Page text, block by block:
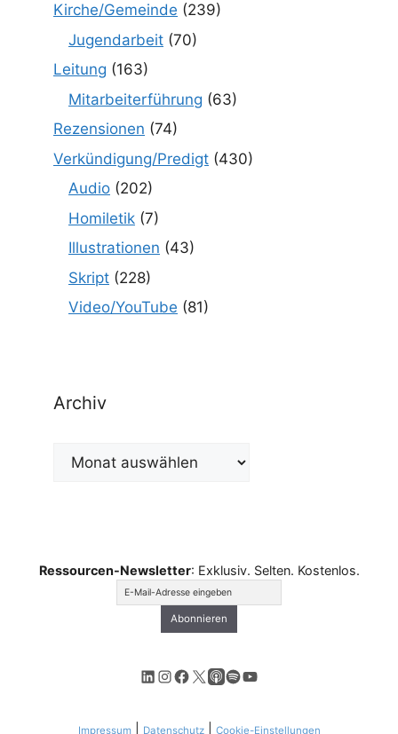
Kirche/Gemeinde (239)
Jugendarbeit (70)
Leitung (163)
Mitarbeiterführung (63)
Rezensionen (74)
Verkündigung/Predigt (430)
Audio (202)
Homiletik (7)
Illustrationen (43)
Skript (228)
Video/YouTube (81)
Archiv
Archiv
Ressourcen-Newsletter: Exklusiv. Selten. Kostenlos.
LinkedIn
Instagram
Facebook
X Apple Podcasts
Spotify
YouTube
Impressum| Datenschutz| Cookie-Einstellungen